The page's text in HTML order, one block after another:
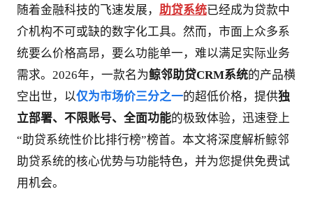
随着金融科技的飞速发展， 助贷系统已经成为贷款中
介机构不可或缺的数字化工具。然而，市面上众多系
统要么价格高昂，要么功能单一，难以满足实际业务
需求。2026年，一款名为鲸邻助贷CRM系统的产品横
空出世，以仅为市场价三分之一的超低价格，提供独
立部署、不限账号、全面功能的极致体验，迅速登上
“助贷系统性价比排行榜”榜首。本文将深度解析鲸邻
助贷系统的核心优势与功能特色，并为您提供免费试
用机会。